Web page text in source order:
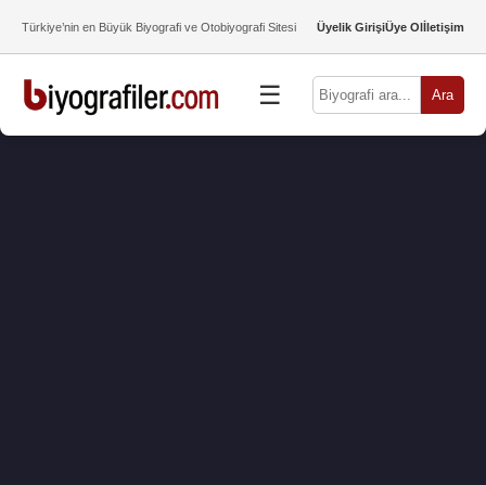
Türkiye’nin en Büyük Biyografi ve Otobiyografi Sitesi Üyelik GirişiÜye Olİletişim
☰ Ara